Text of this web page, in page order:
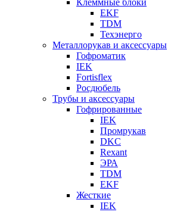
Клеммные блоки
EKF
TDM
Техэнерго
Металлорукав и аксессуары
Гофроматик
IEK
Fortisflex
Росдюбель
Трубы и аксессуары
Гофрированные
IEK
Промрукав
DKC
Rexant
ЭРА
TDM
EKF
Жесткие
IEK